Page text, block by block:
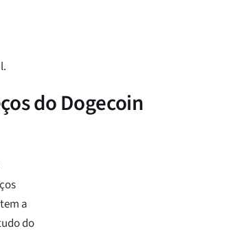
do Dogecoin
a
do